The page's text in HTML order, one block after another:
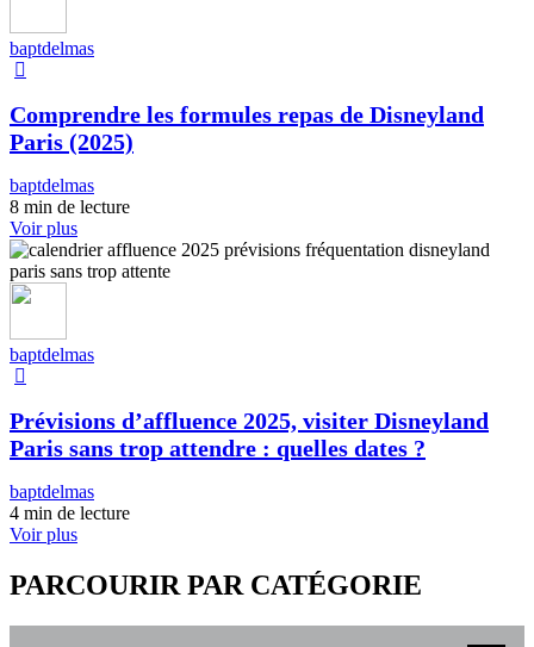
baptdelmas
Comprendre les formules repas de Disneyland
Paris (2025)
baptdelmas
8 min de lecture
Voir plus
baptdelmas
Prévisions d’affluence 2025, visiter Disneyland
Paris sans trop attendre : quelles dates ?
baptdelmas
4 min de lecture
Voir plus
PARCOURIR PAR CATÉGORIE